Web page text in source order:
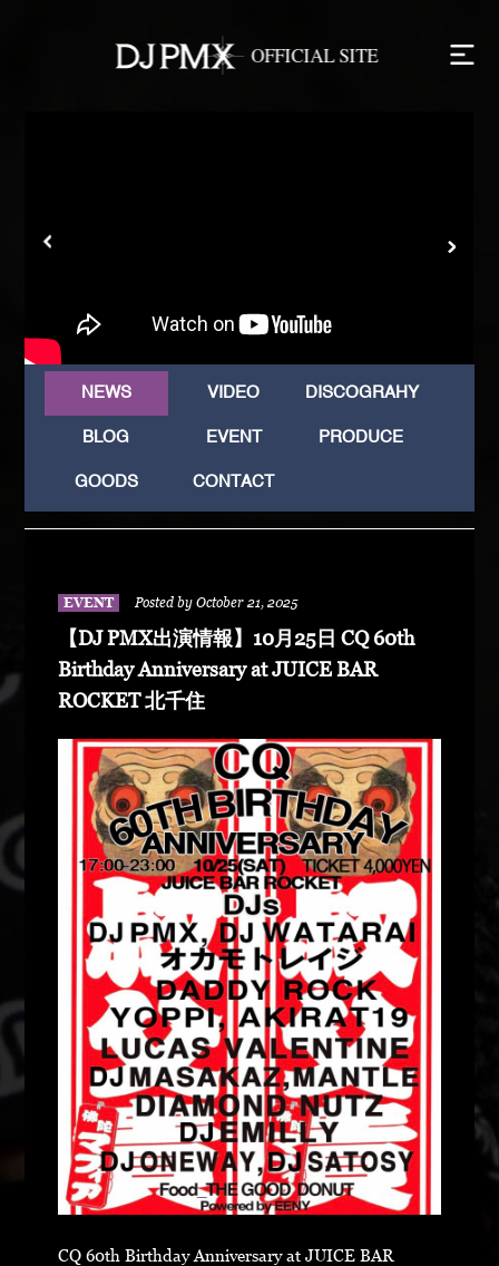
NEWS VIDEO DISCOGRAHY
BLOG EVENT PRODUCE
GOODS CONTACT
EVENT Posted by October 21, 2025
【DJ PMX出演情報】10月25日 CQ 60th
Birthday Anniversary at JUICE BAR
ROCKET 北千住
CQ 60th Birthday Anniversary at JUICE BAR